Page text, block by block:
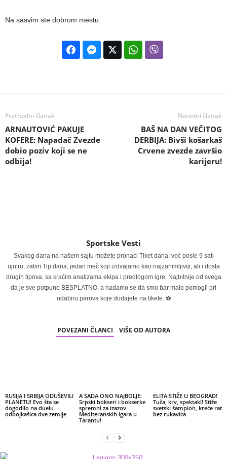
Na sasvim ste dobrom mestu.
Prethodni članak
ARNAUTOVIĆ PAKUJE
KOFERE: Napadač Zvezde
dobio poziv koji se ne
odbija!
Naredni članak
BAŠ NA DAN VEČITOG
DERBIJA: Bivši košarkaš
Crvene zvezde završio
karijeru!
Sportske Vesti
Svakog dana na našem sajtu možete pronaći Tiket dana, već posle 9 sati
ujutro, zatim Tip dana, jedan meč koji izdvajamo kao najzanimljiviji, ali i dosta
drugih tipova, sa kraćim analizama ekipa i predlogom igre. Najbitnije od svega
da je sve potpuno BESPLATNO, a nadamo se da smo bar malo pomogli pri
odabiru parova koje dodajete na tikete. ⚽
POVEZANI ČLANCI VIŠE OD AUTORA
RUSIJA I SRBIJA ODUŠEVILI
PLANETU! Evo šta se
dogodilo na duelu
odbojkašica dve zemlje
A SADA ONO NAJBOLJE:
Srpski bokseri i bokserke
spremni za izazov
Mediteranskih igara u
Tarantu!
ELITA STIŽE U BEOGRAD!
Tuča, krv, spektakl! Stiže
svetski šampion, kreće rat
bez rukavica